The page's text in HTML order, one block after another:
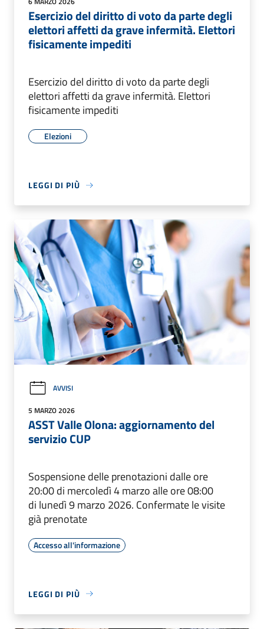
Esercizio del diritto di voto da parte degli
elettori affetti da grave infermità. Elettori
fisicamente impediti
Esercizio del diritto di voto da parte degli
elettori affetti da grave infermità. Elettori
fisicamente impediti
Elezioni
LEGGI DI PIÙ
AVVISI
5 MARZO 2026
ASST Valle Olona: aggiornamento del
servizio CUP
Sospensione delle prenotazioni dalle ore
20:00 di mercoledì 4 marzo alle ore 08:00
di lunedì 9 marzo 2026. Confermate le visite
già prenotate
Accesso all'informazione
LEGGI DI PIÙ